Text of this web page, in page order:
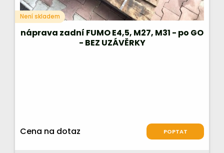
Není skladem
náprava zadní FUMO E4,5, M27, M31 - po GO
- BEZ UZÁVĚRKY
Cena na dotaz POPTAT